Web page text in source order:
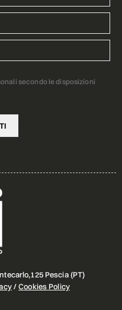
secondo le disposizioni
Pescia (PT)
/Cookies Policy